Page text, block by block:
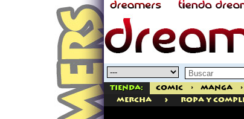
Tienda: Comic > Manga >
mercha
> ROPA Y